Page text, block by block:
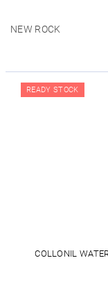
NEW ROCK
READY STOCK
COLLONIL